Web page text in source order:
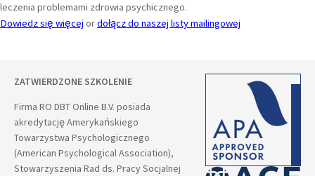
leczenia problemami zdrowia psychicznego.
Dowiedz się więcej ordołącz do naszej listy mailingowej
ZATWIERDZONE SZKOLENIE
Firma RO DBT Online B.V. posiada
akredytację Amerykańskiego
Towarzystwa Psychologicznego
(American Psychological Association),
Stowarzyszenia Rad ds. Pracy Socjalnej